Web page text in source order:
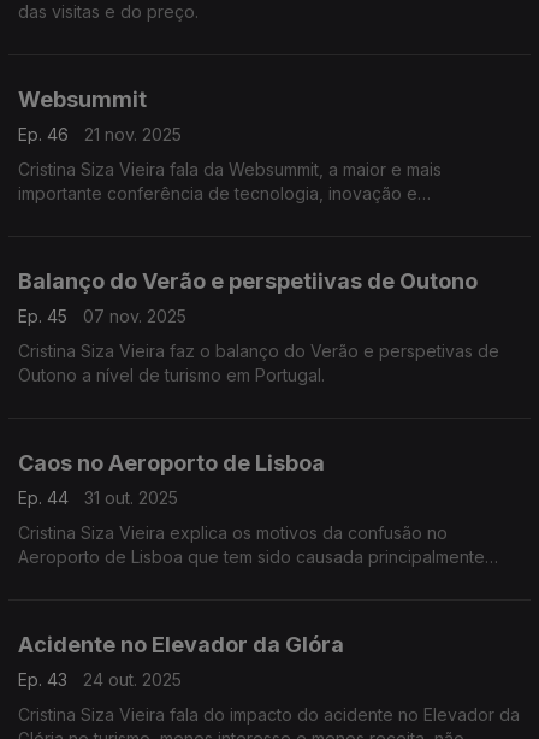
das visitas e do preço.
Websummit
Ep. 46
21 nov. 2025
Cristina Siza Vieira fala da Websummit, a maior e mais
importante conferência de tecnologia, inovação e
Balanço do Verão e perspetiivas de Outono
Ep. 45
07 nov. 2025
Cristina Siza Vieira faz o balanço do Verão e perspetivas de
Outono a nível de turismo em Portugal.
Caos no Aeroporto de Lisboa
Ep. 44
31 out. 2025
Cristina Siza Vieira explica os motivos da confusão no
Aeroporto de Lisboa que tem sido causada principalmente
Acidente no Elevador da Glóra
Ep. 43
24 out. 2025
Cristina Siza Vieira fala do impacto do acidente no Elevador da